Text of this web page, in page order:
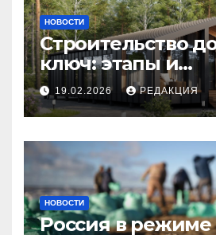
НОВОСТИ
Строительство
ключ: этапы и
планирование
19.02.2026 РЕДАКЦИЯ
НОВОСТИ
Россия в режиме